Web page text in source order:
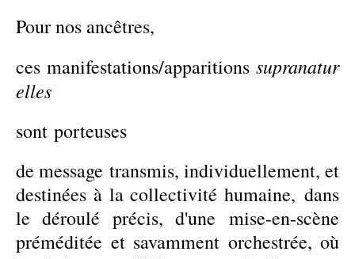
Pour nos ancêtres,
ces manifestations/apparitions supranatur
elles
sont porteuses
de message transmis, individuellement, et
destinées à la collectivité humaine, dans
le déroulé précis, d'une mise-en-scène
préméditée et savamment orchestrée, où